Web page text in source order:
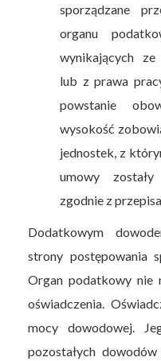
sporządzane
organu
wynikających
lub z prawa
powstanie
wysokość
jednostek, z
umowy
zgodnie z
Dodatkowym
strony postępowania
Organ podatkowy nie
oświadczenia.
mocy dowodowej.
pozostałych